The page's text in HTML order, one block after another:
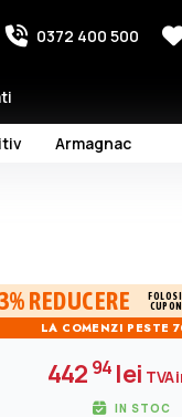
0372 400 500
Armagnac
REDUCERE
LA COMENZI PESTE
442 94 lei TVA
IN STOC